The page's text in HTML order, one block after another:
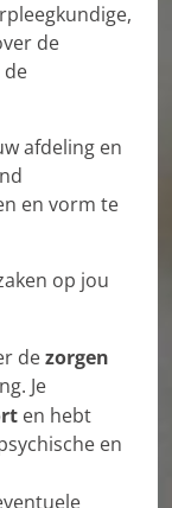
de
de
afdeling en
en vorm te
op jou
dezorgen
Je
en hebt
en